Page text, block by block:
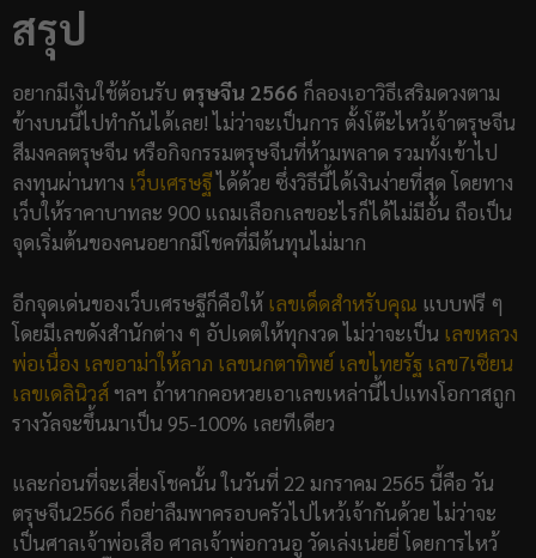
สรุป
อยากมีเงินใช้ต้อนรับ ตรุษจีน 2566 ก็ลองเอาวิธีเสริมดวงตาม
ข้างบนนี้ไปทำกันได้เลย! ไม่ว่าจะเป็นการ ตั้งโต๊ะไหว้เจ้าตรุษจีน
สีมงคลตรุษจีน หรือกิจกรรมตรุษจีนที่ห้ามพลาด รวมทั้งเข้าไป
ลงทุนผ่านทาง เว็บเศรษฐีได้ด้วย ซึ่งวิธีนี้ได้เงินง่ายที่สุด โดยทาง
เว็บให้ราคาบาทละ 900 แถมเลือกเลขอะไรก็ได้ไม่มีอั้น ถือเป็น
จุดเริ่มต้นของคนอยากมีโชคที่มีต้นทุนไม่มาก
อีกจุดเด่นของเว็บเศรษฐีก็คือให้ เลขเด็ดสำหรับคุณ แบบฟรี ๆ
โดยมีเลขดังสำนักต่าง ๆ อัปเดตให้ทุกงวด ไม่ว่าจะเป็น เลขหลวง
พ่อเนื่อง เลขอาม่าให้ลาภ เลขนกตาทิพย์ เลขไทยรัฐ เลข7เซียน
เลขเดลินิวส์ ฯลฯ ถ้าหากคอหวยเอาเลขเหล่านี้ไปแทงโอกาสถูก
รางวัลจะขึ้นมาเป็น 95-100% เลยทีเดียว
และก่อนที่จะเสี่ยงโชคนั้น ในวันที่ 22 มกราคม 2565 นี้คือ วัน
ตรุษจีน2566 ก็อย่าลืมพาครอบครัวไปไหว้เจ้ากันด้วย ไม่ว่าจะ
เป็นศาลเจ้าพ่อเสือ ศาลเจ้าพ่อกวนอู วัดเล่งเน่ยยี่ โดยการไหว้